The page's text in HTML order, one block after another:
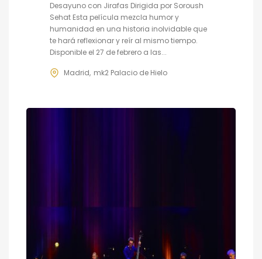
Desayuno con Jirafas Dirigida por Soroush
Sehat Esta película mezcla humor y
humanidad en una historia inolvidable que
te hará reflexionar y reír al mismo tiempo.
Disponible el 27 de febrero a las...
Madrid mk2 Palacio de Hielo